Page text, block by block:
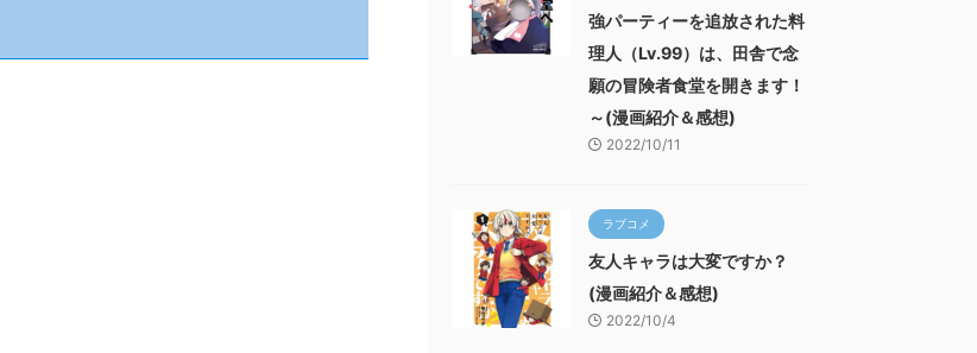
強パーティーを追放された料
理人（Lv.99）は、田舎で念
願の冒険者食堂を開きます！
～(漫画紹介＆感想)
2022/10/11
ラブコメ
友人キャラは大変ですか？
(漫画紹介＆感想)
2022/10/4